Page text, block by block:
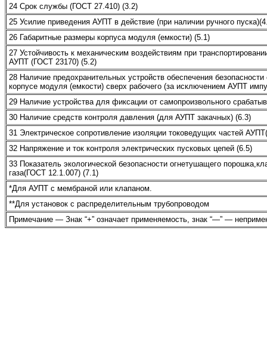
24 Срок службы (ГОСТ 27.410) (3.2)
25 Усилие приведения АУПТ в действие (при наличии ручного
26 Габаритные размеры корпуса модуля (емкости) (5.1)
27 Устойчивость к механическим воздействиям при
АУПТ (ГОСТ 23170) (5.2)
28 Наличие предохранительных устройств обеспечения
корпусе модуля (емкости) сверх рабочего (за исключением АУПТ
29 Наличие устройства для фиксации от самопроизвольного
30 Наличие средств контроля давления (для АУПТ закачных) (6.3)
31 Электрическое сопротивление изоляции токоведущих частей
32 Напряжение и ток контроля электрических пусковых цепей (6.5)
33 Показатель экологической безопасности огнетушащего
газа(ГОСТ 12.1.007) (7.1)
*Для АУПТ с мембраной или клапаном.
**Для установок с распределительным трубопроводом
Примечание — Знак “+” означает применяемость, знак “—” —